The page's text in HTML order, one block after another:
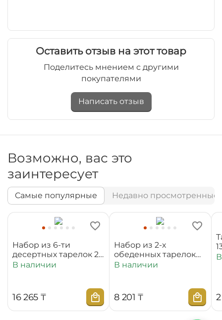
Оставить отзыв на этот товар
Поделитесь мнением с другими
покупателями
Написать отзыв
Возможно, вас это
заинтересует
Самые популярные Недавно просмотренные
Набор из 6-ти
десертных тарелок 20
см WL‑880100‑JV/6C
В наличии
16 265 ₸
Набор из 2-х
обеденных тарелок
25,5 см
В наличии
8 201 ₸